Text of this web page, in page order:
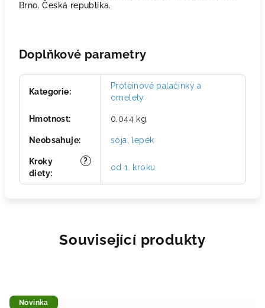
Brno. Česká republika.
Doplňkové parametry
Kategorie:
Proteinové palačinky a
omelety
Hmotnost: 0.044 kg
Neobsahuje: sója, lepek
?
Kroky
diety:
od 1. kroku
Související produkty
Novinka